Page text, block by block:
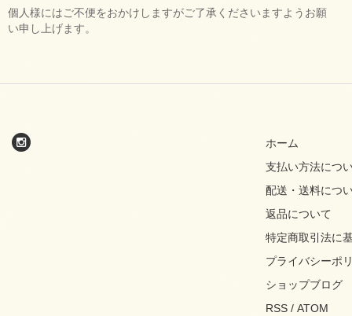
個人様にはご不便をおかけしますがご了承くださいますようお願
い申し上げます。
ホーム
支払い方法につ
配送・送料につ
返品について
特定商取引法に
プライバシーポ
ショップブログ
RSS / ATOM